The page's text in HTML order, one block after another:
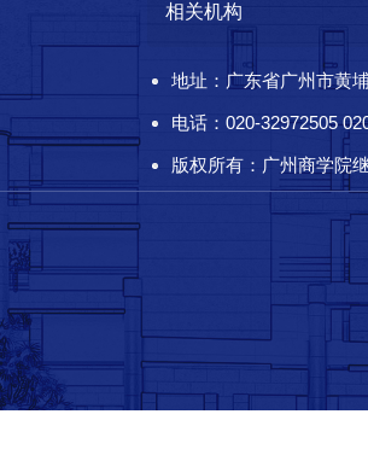
相关机构
地址：广东省广州市黄
电话：020-32972505
版权所有：广州商学院